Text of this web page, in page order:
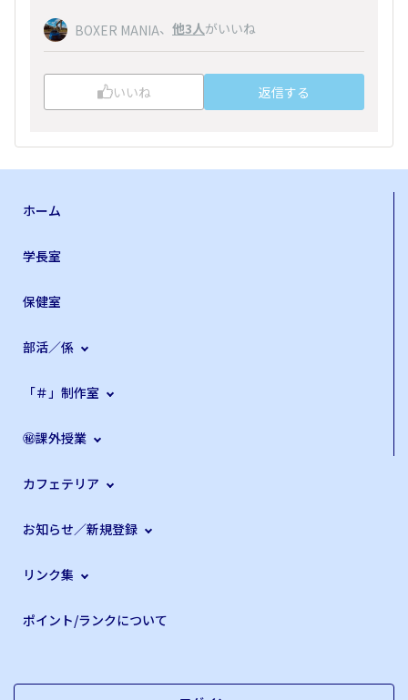
BOXER MANIA、 他3人がいいね
いいね 返信する
ホーム
学長室
保健室
部活／係
「＃」制作室
㊙課外授業
カフェテリア
お知らせ／新規登録
リンク集
ポイント/ランクについて